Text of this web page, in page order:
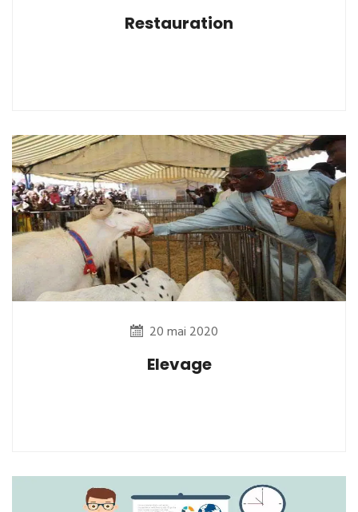
Restauration
20 mai 2020
Elevage